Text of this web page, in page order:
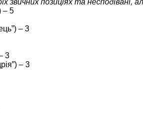
– 5
– 3
3
– 3